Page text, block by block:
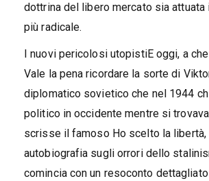
dottrina del libero mercato sia attuata
più radicale.
I nuovi pericolosi utopistiE oggi, a
Vale la pena ricordare la sorte di
diplomatico sovietico che nel 1944
politico in occidente mentre si
scrisse il famoso Ho scelto la libertà,
autobiografia sugli orrori dello
comincia con un resoconto